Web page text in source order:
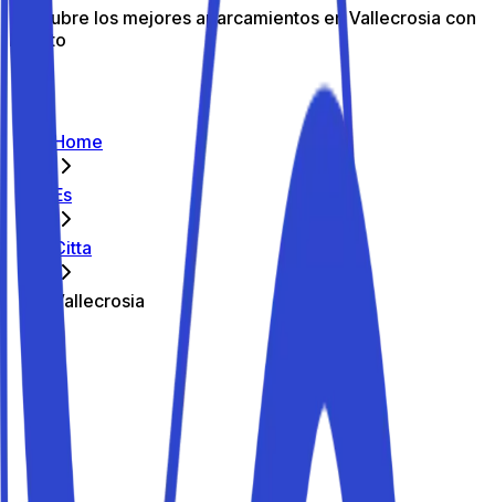
Descubre los mejores aparcamientos en Vallecrosia con
Parkito
Home
Es
Citta
Vallecrosia
Los mejores aparcamientos de
Vallecrosia
Parkito in Via Marconi 51